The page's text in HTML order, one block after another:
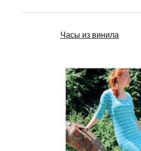
Часы из винила